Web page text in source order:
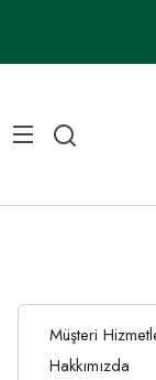
Müşteri
Hakkımızda